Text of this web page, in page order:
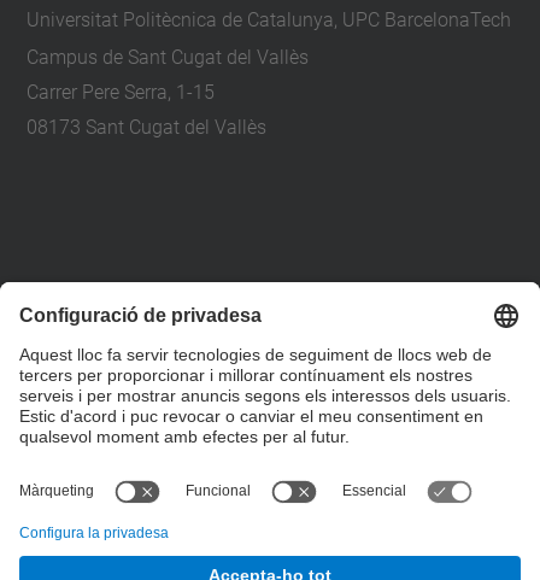
Universitat Politècnica de Catalunya, UPC BarcelonaTech
Campus de Sant Cugat del Vallès
Carrer Pere Serra, 1-15
08173 Sant Cugat del Vallès
etsav@upc.edu
contacte
on som
segueix-nos